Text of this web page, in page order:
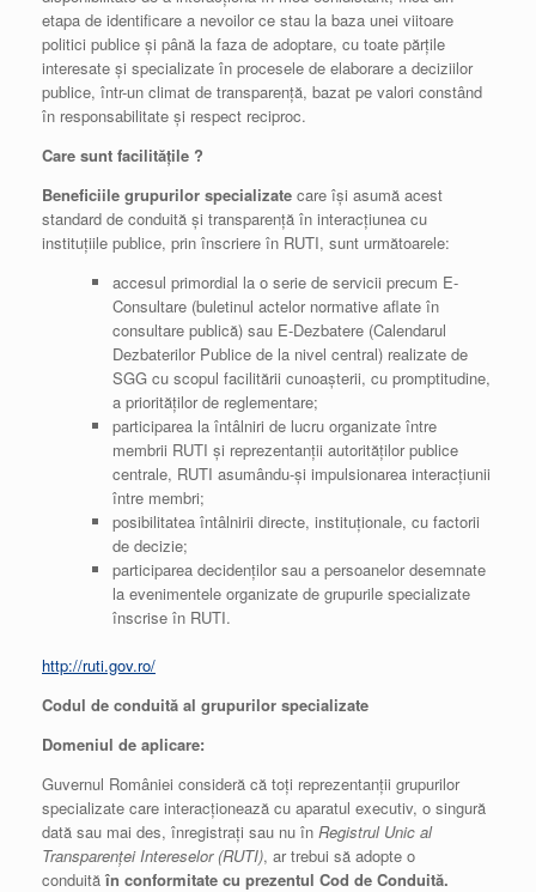
etapa de identificare a nevoilor ce stau la baza unei viitoare
politici publice și până la faza de adoptare, cu toate părțile
interesate și specializate în procesele de elaborare a deciziilor
publice, într-un climat de transparență, bazat pe valori constând
în responsabilitate și respect reciproc.
Care sunt facilităţile ?
Beneficiile grupurilor specializate care își asumă acest
standard de conduită și transparență în interacțiunea cu
instituțiile publice, prin înscriere în RUTI, sunt următoarele:
accesul primordial la o serie de servicii precum E-
Consultare (buletinul actelor normative aflate în
consultare publică) sau E-Dezbatere (Calendarul
Dezbaterilor Publice de la nivel central) realizate de
SGG cu scopul facilitării cunoașterii, cu promptitudine,
a priorităților de reglementare;
participarea la întâlniri de lucru organizate între
membrii RUTI și reprezentanții autorităților publice
centrale, RUTI asumându-și impulsionarea interacțiunii
între membri;
posibilitatea întâlnirii directe, instituționale, cu factorii
de decizie;
participarea decidenților sau a persoanelor desemnate
la evenimentele organizate de grupurile specializate
înscrise în RUTI.
http://ruti.gov.ro/
Codul de conduită al grupurilor specializate
Domeniul de aplicare:
Guvernul României consideră că toți reprezentanții grupurilor
specializate care interacționează cu aparatul executiv, o singură
dată sau mai des, înregistrați sau nu în Registrul Unic al
Transparenței Intereselor (RUTI), ar trebui să adopte o
conduită în conformitate cu prezentul Cod de Conduită.